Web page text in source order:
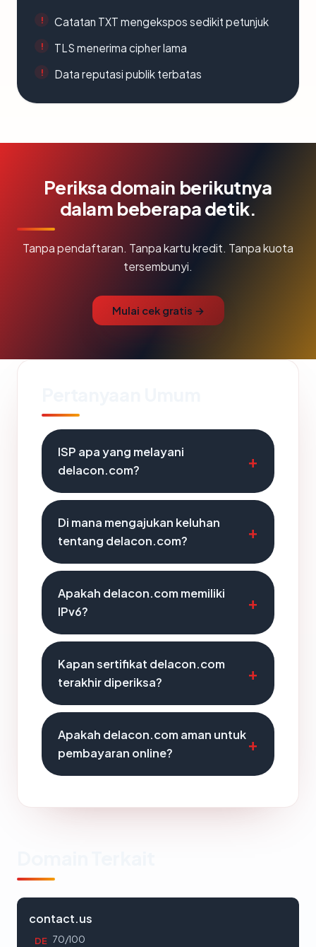
Catatan TXT mengekspos sedikit petunjuk
TLS menerima cipher lama
Data reputasi publik terbatas
Periksa domain berikutnya
dalam beberapa detik.
Tanpa pendaftaran. Tanpa kartu kredit. Tanpa kuota
tersembunyi.
Mulai cek gratis →
ISP apa yang melayani
delacon.com?
Di mana mengajukan keluhan
tentang delacon.com?
Apakah delacon.com memiliki
IPv6?
Kapan sertifikat delacon.com
terakhir diperiksa?
Apakah delacon.com aman untuk
pembayaran online?
contact.us
DE 70/100